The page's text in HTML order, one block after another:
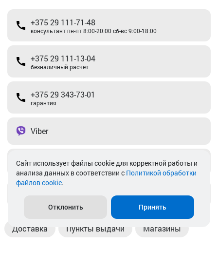
+375 29 111-71-48
консультант пн-пт 8:00-20:00 сб-вс 9:00-18:00
+375 29 111-13-04
безналичный расчет
+375 29 343-73-01
гарантия
Viber
Telegram
Доставка Пункты выдачи Магазины
Cайт использует файлы cookie для корректной работы и
анализа данных в соответствии с Политикой обработки
файлов cookie.
Отклонить Принять